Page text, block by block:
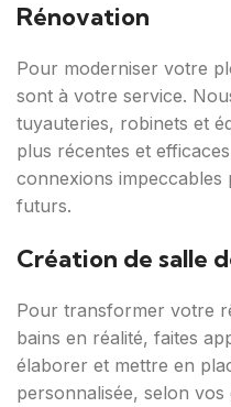
Rénovation
Pour moderniser votre
sont à votre service.
tuyauteries, robinets et
plus récentes et
connexions
futurs.
Création de salle
Pour transformer votre
bains en réalité, faites
élaborer et mettre en
personnalisée, selon